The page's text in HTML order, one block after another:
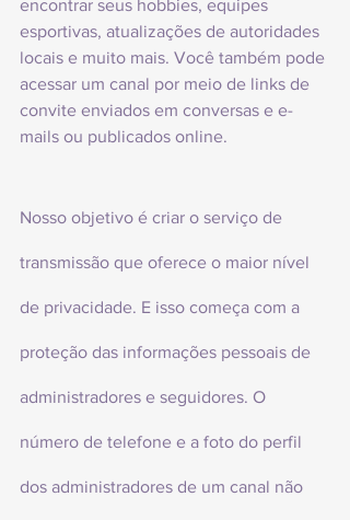
encontrar seus hobbies, equipes
esportivas, atualizações de autoridades
locais e muito mais. Você também pode
acessar um canal por meio de links de
convite enviados em conversas e e-
mails ou publicados online.
Nosso objetivo é criar o serviço de
transmissão que oferece o maior nível
de privacidade. E isso começa com a
proteção das informações pessoais de
administradores e seguidores. O
número de telefone e a foto do perfil
dos administradores de um canal não